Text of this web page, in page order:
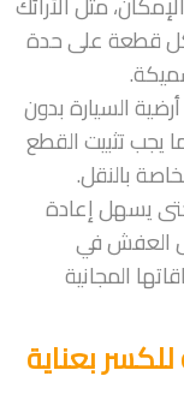
كل قطعة على حدة
السيارة بدون
يجب تثبيت القطع
بالنقل.
يسهل إعادة
العفش في
المجانية
بعناية